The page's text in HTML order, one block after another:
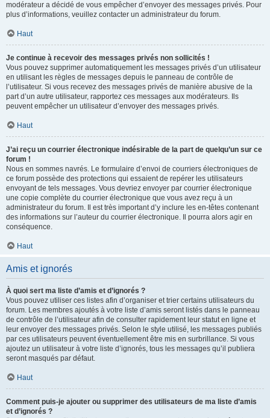
modérateur a décidé de vous empêcher d’envoyer des messages privés. Pour
plus d’informations, veuillez contacter un administrateur du forum.
Haut
Je continue à recevoir des messages privés non sollicités !
Vous pouvez supprimer automatiquement les messages privés d’un utilisateur
en utilisant les règles de messages depuis le panneau de contrôle de
l’utilisateur. Si vous recevez des messages privés de manière abusive de la
part d’un autre utilisateur, rapportez ces messages aux modérateurs. Ils
peuvent empêcher un utilisateur d’envoyer des messages privés.
Haut
J’ai reçu un courrier électronique indésirable de la part de quelqu’un sur ce
forum !
Nous en sommes navrés. Le formulaire d’envoi de courriers électroniques de
ce forum possède des protections qui essaient de repérer les utilisateurs
envoyant de tels messages. Vous devriez envoyer par courrier électronique
une copie complète du courrier électronique que vous avez reçu à un
administrateur du forum. Il est très important d’y inclure les en-têtes contenant
des informations sur l’auteur du courrier électronique. Il pourra alors agir en
conséquence.
Haut
Amis et ignorés
À quoi sert ma liste d’amis et d’ignorés ?
Vous pouvez utiliser ces listes afin d’organiser et trier certains utilisateurs du
forum. Les membres ajoutés à votre liste d’amis seront listés dans le panneau
de contrôle de l’utilisateur afin de consulter rapidement leur statut en ligne et
leur envoyer des messages privés. Selon le style utilisé, les messages publiés
par ces utilisateurs peuvent éventuellement être mis en surbrillance. Si vous
ajoutez un utilisateur à votre liste d’ignorés, tous les messages qu’il publiera
seront masqués par défaut.
Haut
Comment puis-je ajouter ou supprimer des utilisateurs de ma liste d’amis
et d’ignorés ?